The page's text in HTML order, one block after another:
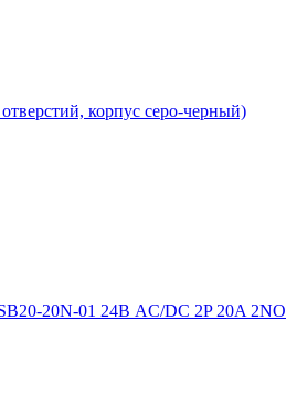
корпус серо-черный)
20N-01 24В AC/DC 2P 20A 2NO